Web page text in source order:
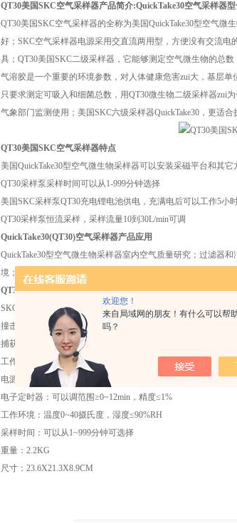
欢迎您！
来自局域网的朋友！有什么可以帮
吗？
QT30美国SKC空气采样器产品简介:QuickTake30空气采样器
QT30美国SKC空气采样器的全称为美国QuickTake30型空气微
好；SKC空气采样器电源采用交直流两用型，方便没有交流
具；QT30美国SKC二级采样器，它能够测定空气微生物的总
气溶胶是一个重要的环境参数，对人体健康危害zui大，基层
只要求测定可吸入和细菌总数，用QT30微生物二级采样器zui
气象部门监测使用；美国SKC六级采样器QuickTake30 ，更适
QT30美国SKC空气采样器特点
美国QuickTake30型空气微生物采样器可以安装采磁平台和其它
QT30采样泵采样时间可以从1-999分钟选择
美国SKC采样泵QT30充电锂电池供电，充满电后可以工作5小
QT30采样泵恒流采样，采样流量10到 30L/min可调
QuickTake30(QT30)空气采样器产品应用
QuickTake30型空气微生物采样器室内空气质量研究；过滤器
境；食品加工厂；污水处理厂；化妆品厂；粮食加工储运过程
QT30美国SKC空气采样器技术参数
SKC微生物采样器QuickTake30 采样方式：撞击法筛孔式
撞击次数：
级、6 级
捕获率：≥
98%
工作噪音：≤60 分贝
电源：充电锂电池供电
电子定时器：可以调范围≥0~12min ，精度≤1%
工作环境：温度0~40摄氏度，湿度≤90%RH
采样时间：可以从1~999分钟可选择
重量： 2.2KG
尺寸： 23.6X21.3X8.9CM